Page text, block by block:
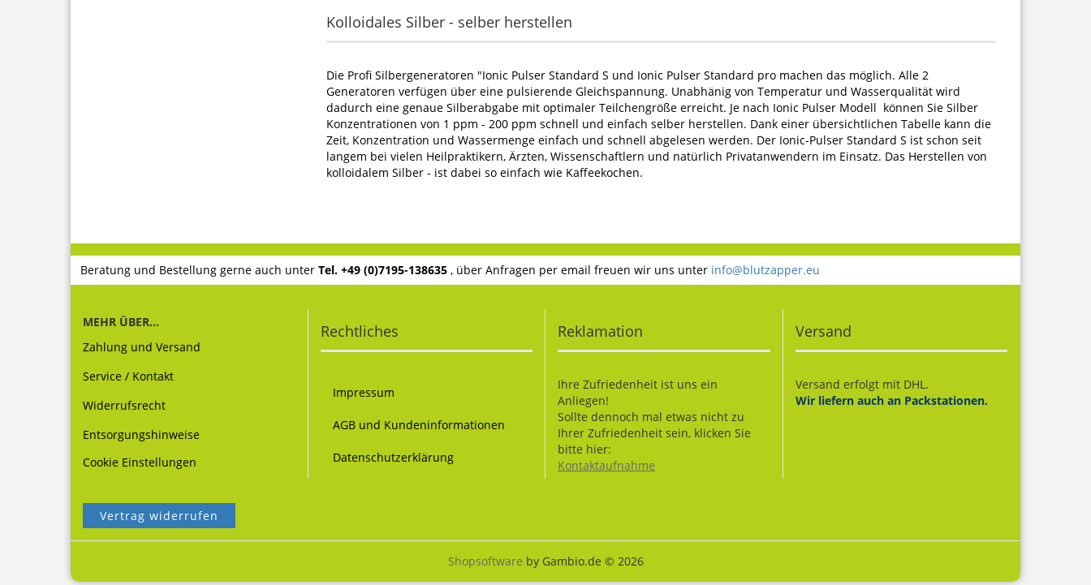
Kolloidales Silber - selber herstellen
Die Profi Silbergeneratoren "Ionic Pulser Standard S und Ionic Pulser Standard pro machen das möglich. Alle 2
Generatoren verfügen über eine pulsierende Gleichspannung. Unabhänig von Temperatur und Wasserqualität wird
dadurch eine genaue Silberabgabe mit optimaler Teilchengröße erreicht. Je nach Ionic Pulser Modell können Sie Silber
Konzentrationen von 1 ppm - 200 ppm schnell und einfach selber herstellen. Dank einer übersichtlichen Tabelle kann die
Zeit, Konzentration und Wassermenge einfach und schnell abgelesen werden. Der Ionic-Pulser Standard S ist schon seit
langem bei vielen Heilpraktikern, Ärzten, Wissenschaftlern und natürlich Privatanwendern im Einsatz. Das Herstellen von
kolloidalem Silber - ist dabei so einfach wie Kaffeekochen.
Beratung und Bestellung gerne auch unter Tel. +49 (0)7195-138635 , über Anfragen per email freuen wir uns unter info@blutzapper.eu
MEHR ÜBER...
Zahlung und Versand
Service / Kontakt
Widerrufsrecht
Entsorgungshinweise
Cookie Einstellungen
Rechtliches
Impressum
AGB und Kundeninformationen
Datenschutzerklärung
Reklamation
Ihre Zufriedenheit ist uns ein
Anliegen!
Sollte dennoch mal etwas nicht zu
Ihrer Zufriedenheit sein, klicken Sie
bitte hier:
Kontaktaufnahme
Versand
Versand erfolgt mit DHL.
Wir liefern auch an Packstationen.
Vertrag widerrufen
Shopsoftware by Gambio.de © 2026